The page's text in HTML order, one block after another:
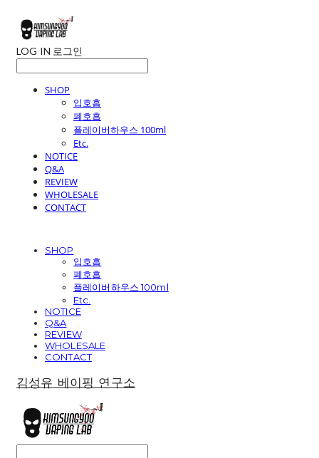
LOG IN 로그인
SHOP
입호흡
폐호흡
플레이버하우스 100ml
Etc.
NOTICE
Q&A
REVIEW
WHOLESALE
CONTACT
SHOP
입호흡
폐호흡
플레이버하우스 100ml
Etc.
NOTICE
Q&A
REVIEW
WHOLESALE
CONTACT
김성유 베이핑 연구소